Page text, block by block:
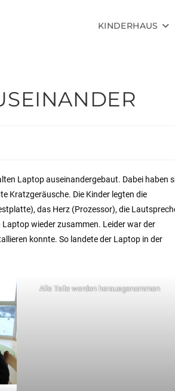
KINDERHAUS
Laptop auseinandergebaut. Dabei haben
Kratzgeräusche. Die Kinder legten die
das Herz (Prozessor), die
wieder zusammen. Leider war der
konnte. So landete der Laptop in der
Alle Teile werden herausgenommen